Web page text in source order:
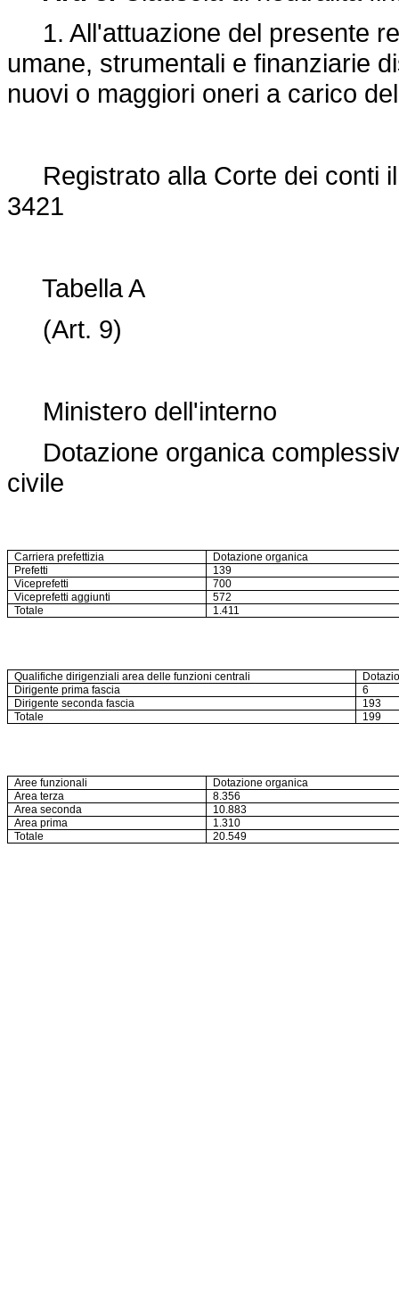
1. All'attuazione del presente
umane, strumentali e finanziarie
nuovi o maggiori oneri a carico
Registrato alla Corte dei conti
3421
Tabella A
(Art. 9)
Ministero dell'interno
Dotazione organica
civile
Carriera prefettizia
Dotazione organica
Prefetti
139
Viceprefetti
700
Viceprefetti aggiunti
572
Totale
1.411
Qualifiche dirigenziali area delle funzioni centrali
Dirigente prima fascia
6
Dirigente seconda fascia
193
Totale
199
Aree funzionali
Dotazione organica
Area terza
8.356
Area seconda
10.883
Area prima
1.310
Totale
20.549